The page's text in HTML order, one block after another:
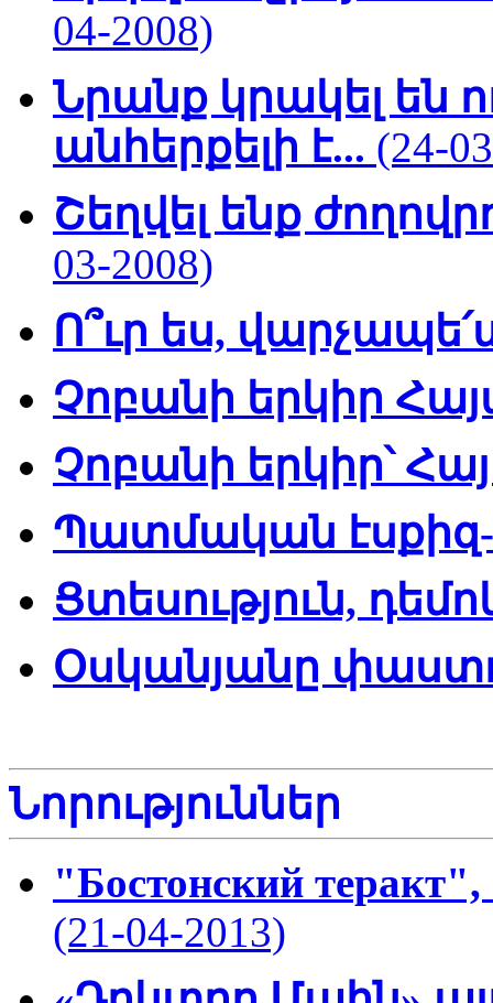
04-2008)
Նրանք կրակել են
անհերքելի է... (24-
Շեղվել ենք
03-2008)
Ո՞ւր ես,
Չոբանի երկիր
Չոբանի երկիր՝
Պատմական
Ցտեսություն,
Օսկանյանը
Նորություններ
"Бостонский теракт",
(21-04-2013)